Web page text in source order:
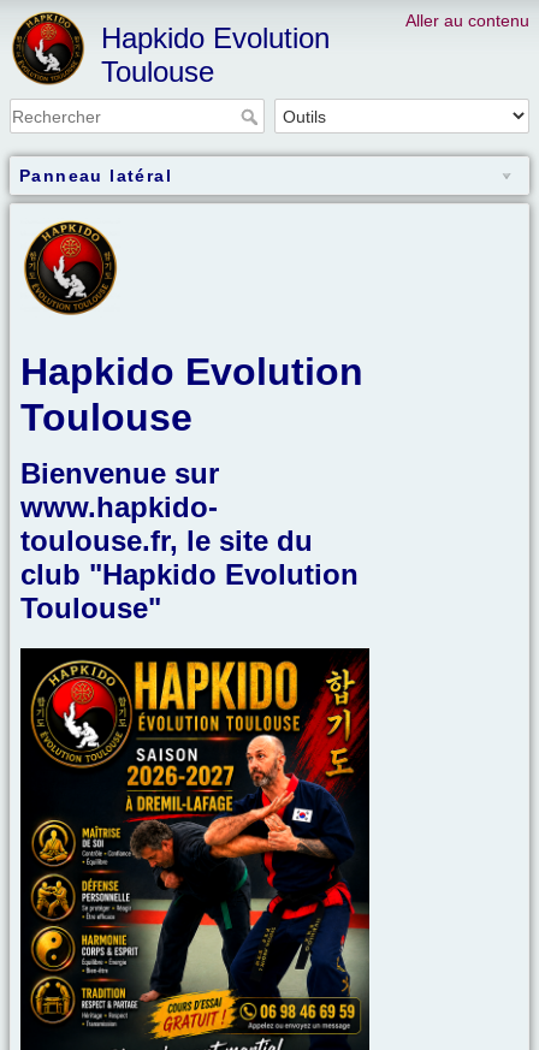
Aller au contenu
Hapkido Evolution
Toulouse
Panneau latéral
Hapkido Evolution
Toulouse
Bienvenue sur
www.hapkido-
toulouse.fr, le site du
club "Hapkido Evolution
Toulouse"